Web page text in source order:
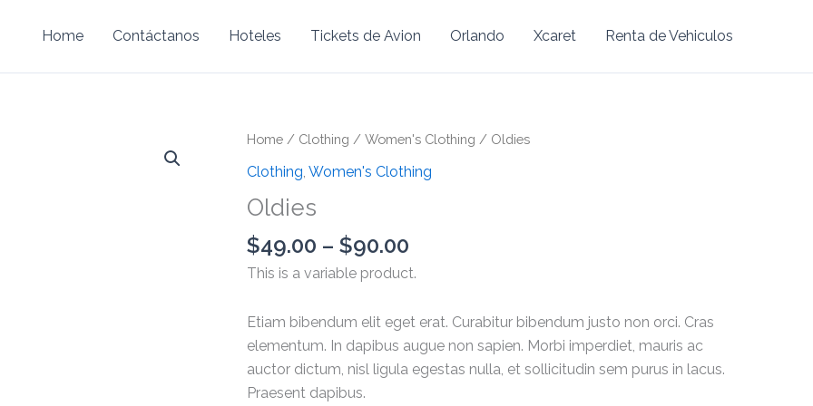
Home Contáctanos Hoteles Tickets de Avion Orlando Xcaret Renta de Vehiculos
Home / Clothing / Women's Clothing / Oldies
Clothing Women's Clothing
Oldies
$49.00 – $90.00
Price
range:
$49.00
This is a variable product.
Etiam bibendum elit eget erat. Curabitur bibendum justo non orci. Cras
elementum. In dapibus augue non sapien. Morbi imperdiet, mauris ac
auctor dictum, nisl ligula egestas nulla, et sollicitudin sem purus in lacus.
Praesent dapibus.
Oldies
quantity